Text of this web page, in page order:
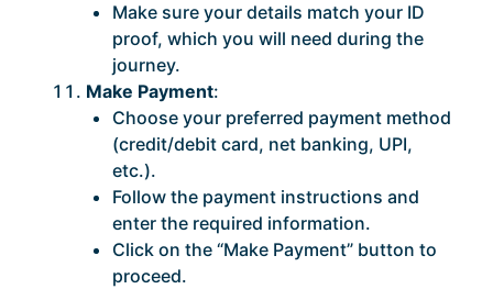
Make sure your details match your ID
proof, which you will need during the
journey.
Make Payment:
Choose your preferred payment method
(credit/debit card, net banking, UPI,
etc.).
Follow the payment instructions and
enter the required information.
Click on the “Make Payment” button to
proceed.